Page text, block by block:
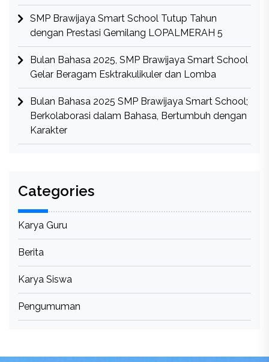
SMP Brawijaya Smart School Tutup Tahun
dengan Prestasi Gemilang LOPALMERAH 5
Bulan Bahasa 2025, SMP Brawijaya Smart School
Gelar Beragam Esktrakulikuler dan Lomba
Bulan Bahasa 2025 SMP Brawijaya Smart School;
Berkolaborasi dalam Bahasa, Bertumbuh dengan
Karakter
Categories
Karya Guru
Berita
Karya Siswa
Pengumuman